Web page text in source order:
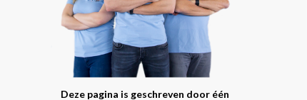
Deze pagina is geschreven door één